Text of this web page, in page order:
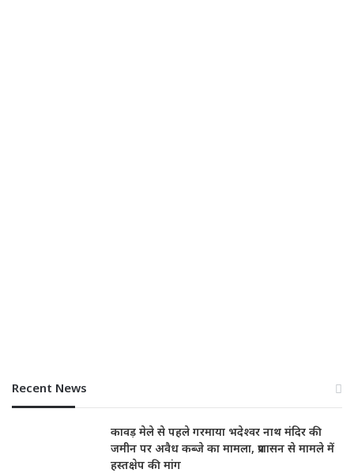
Recent News
कावड़ मेले से पहले गरमाया भदेश्वर नाथ मंदिर की
जमीन पर अवैध कब्जे का मामला, प्रशासन से मामले में
हस्तक्षेप की मांग